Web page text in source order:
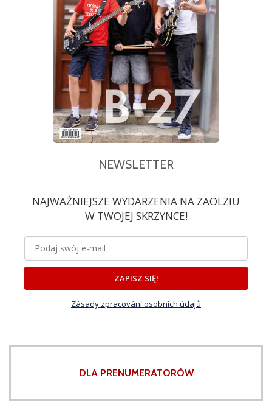
NEWSLETTER
NAJWAŻNIEJSZE WYDARZENIA NA ZAOLZIU
W TWOJEJ SKRZYNCE!
ZAPISZ SIĘ!
Zásady zpracování osobních údajů
DLA PRENUMERATORÓW